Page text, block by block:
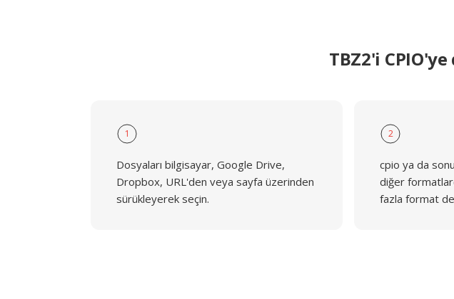
TBZ2'i
1
Dosyaları bilgisayar, Google Drive,
Dropbox, URL'den veya sayfa üzerinden
sürükleyerek seçin.
2
cpio ya da
diğer
fazla format